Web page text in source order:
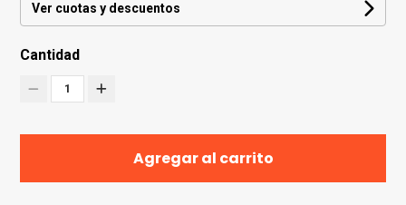
Ver cuotas y descuentos
Cantidad
1
Agregar al carrito